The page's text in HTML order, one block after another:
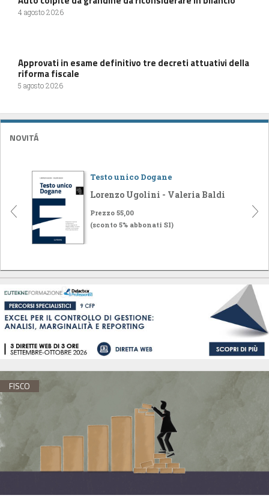
4 agosto 2026
Approvati in esame definitivo tre decreti attuativi della
riforma fiscale
5 agosto 2026
NOVITÁ
Testo unico Dogane
Lorenzo Ugolini - Valeria Baldi
Prezzo 55,00
(sconto 5% abbonati SI)
FISCO